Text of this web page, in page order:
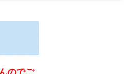
のでご